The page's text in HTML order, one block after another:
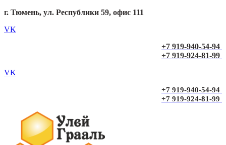
г. Тюмень, ул. Республики 59, офис 111
VK
+7 919-940-54-94
+7 919-924-81-99
VK
+7 919-940-54-94
+7 919-924-81-99